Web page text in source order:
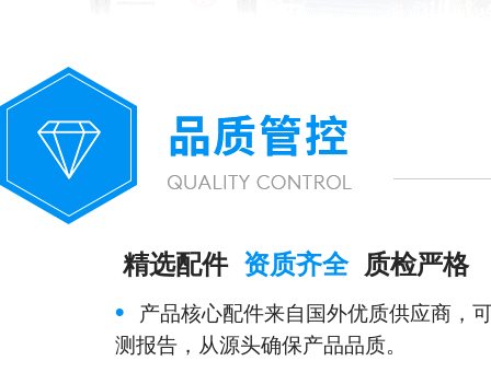
精选配件 资质齐全
质检严格
•
产品核心配件来自国外优质供应商，
测报告，从源头确保产品品质。